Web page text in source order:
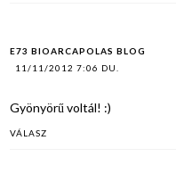
E73 BIOARCAPOLAS BLOG
11/11/2012 7:06 DU.
Gyönyörű voltál! :)
VÁLASZ